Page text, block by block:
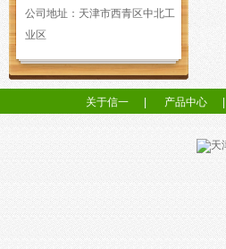
公司地址： 天津市西青区中北工
业区
关于信一 产品中心